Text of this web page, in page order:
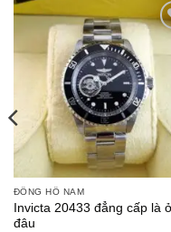
ĐỒNG HỒ NAM
Invicta 20433 đẳng cấp là
đâu